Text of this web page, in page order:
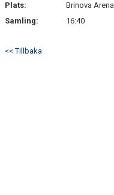
DOKUMENT
KONTAKT
Plats:
Brinova Arena
Samling:
16:40
<< Tillbaka